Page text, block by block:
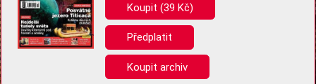
Pro základní fungování webu nepotřebujeme ukládat žádné informace
(tzv. cookies apod.). Rádi bychom vás ale požádali o souhlas s
uložením volitelných informací:
Anonymní unikátní ID
Díky němu příště poznáme, že se jedná o stejné zařízení, a
Koupit (39 Kč)
Předplatit
Koupit archiv